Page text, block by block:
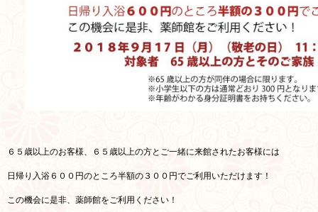
６５歳以上のお客様、６５歳以上の方とご一緒に来館されたお客様には
日帰り入浴６００円のところ半額の３００円でご利用いただけます！
この機会に是非、薬師館をご利用ください！